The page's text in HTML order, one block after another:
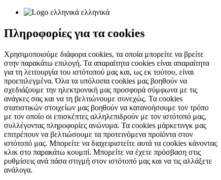
ελληνικά
Πληροφορίες για τα cookies
Χρησιμοποιούμε διάφορα cookies, τα οποία μπορείτε να βρείτε
στην παρακάτω επιλογή. Τα απαραίτητα cookies είναι απαραίτητα
για τη λειτουργία του ιστότοπού μας και, ως εκ τούτου, είναι
προεπιλεγμένα. Όλα τα υπόλοιπα cookies μας βοηθούν να
σχεδιάζουμε την ηλεκτρονική μας προσφορά σύμφωνα με τις
ανάγκες σας και να τη βελτιώνουμε συνεχώς. Τα cookies
στατιστικών στοιχείων μας βοηθούν να κατανοήσουμε τον τρόπο
με τον οποίο οι επισκέπτες αλληλεπιδρούν με τον ιστότοπό μας,
συλλέγοντας πληροφορίες ανώνυμα. Τα cookies μάρκετινγκ μας
επιτρέπουν να βελτιώσουμε τα προτεινόμενα προϊόντα στον
ιστότοπό μας. Μπορείτε να διαχειριστείτε αυτά τα cookies κάνοντας
κλικ στο παρακάτω κουμπί. Μπορείτε να έχετε πρόσβαση στις
ρυθμίσεις ανά πάσα στιγμή στον ιστότοπό μας και να τις αλλάξετε
ανάλογα.